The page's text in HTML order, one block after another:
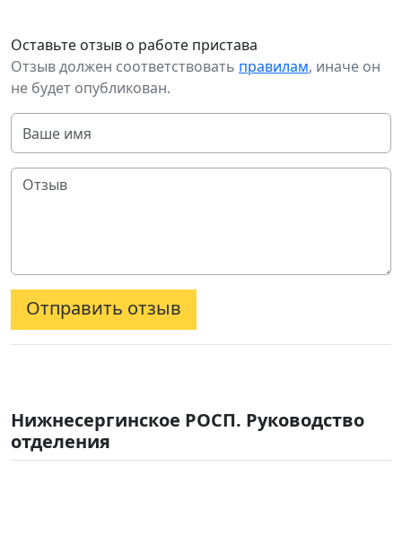
Оставьте отзыв о работе пристава
Отзыв должен соответствовать правилам, иначе он
не будет опубликован.
Отправить отзыв
Нижнесергинское РОСП. Руководство
отделения